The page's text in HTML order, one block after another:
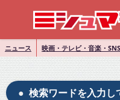
ニュース 映画・テレビ・音楽・SNS
検索ワードを入力し